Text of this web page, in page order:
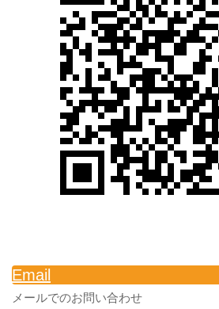
Email
メールでのお問い合わせ